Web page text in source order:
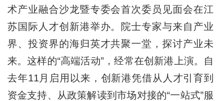
术产业融合沙龙暨专委会首次委员见面会在江
苏国际人才创新港举办。院士专家与来自产业
界、投资界的海归英才共聚一堂，探讨产业未
来。这样的“高端活动”，经常在创新港上演。自
去年11月启用以来，创新港凭借从人才引育到
资金支持、从政策解读到市场对接的“一站式”服